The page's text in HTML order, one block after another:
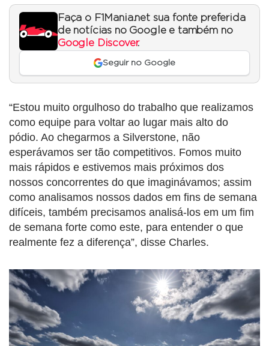
Faça o F1Mania.net sua fonte preferida
de notícias no Google e também no
Google Discover.
Seguir no Google
“Estou muito orgulhoso do trabalho que realizamos
como equipe para voltar ao lugar mais alto do
pódio. Ao chegarmos a Silverstone, não
esperávamos ser tão competitivos. Fomos muito
mais rápidos e estivemos mais próximos dos
nossos concorrentes do que imaginávamos; assim
como analisamos nossos dados em fins de semana
difíceis, também precisamos analisá-los em um fim
de semana forte como este, para entender o que
realmente fez a diferença”, disse Charles.